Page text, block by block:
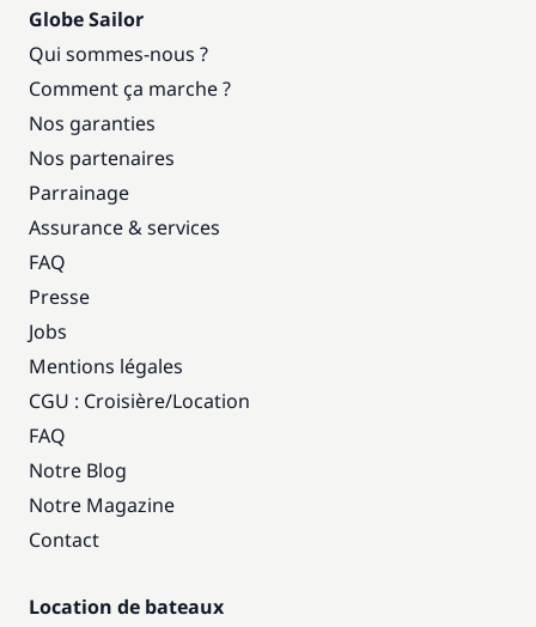
Globe Sailor
Qui sommes-nous ?
Comment ça marche ?
Nos garanties
Nos partenaires
Parrainage
Assurance & services
FAQ
Presse
Jobs
Mentions légales
CGU : Croisière/Location
FAQ
Notre Blog
Notre Magazine
Contact
Location de bateaux